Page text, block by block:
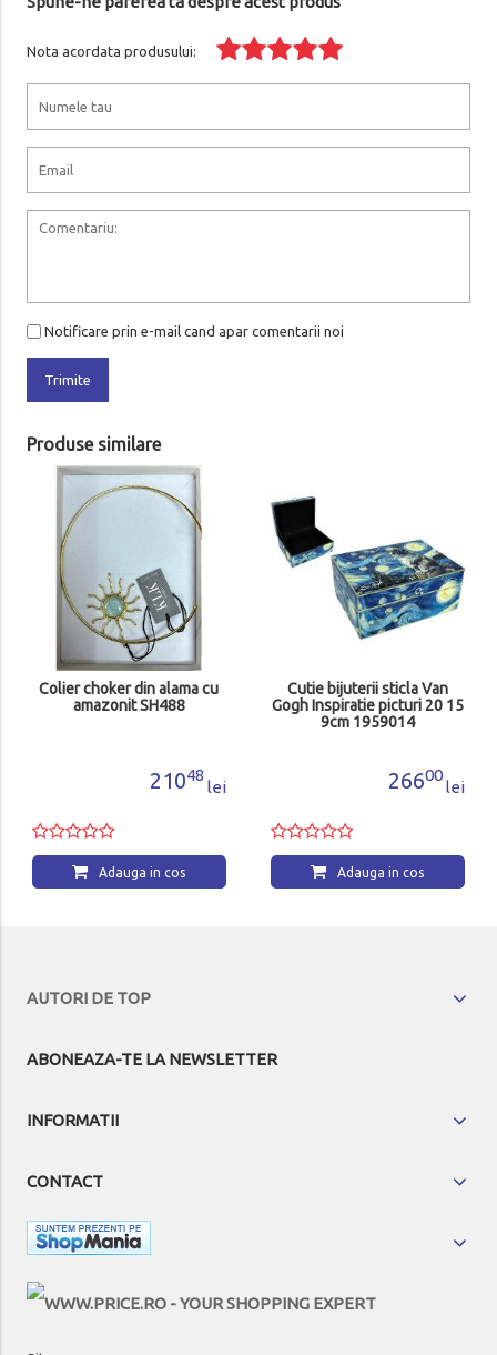
Nota acordata produsului:
Notificare prin e-mail cand apar comentarii noi
Trimite
Produse similare
Colier choker din alama cu
amazonit SH488
21048
lei
Adauga in cos
Cutie bijuterii sticla Van
Gogh Inspiratie picturi 20 15
9cm 1959014
26600
lei
Adauga in cos
AUTORI DE TOP
ABONEAZA-TE LA NEWSLETTER
INFORMATII
CONTACT